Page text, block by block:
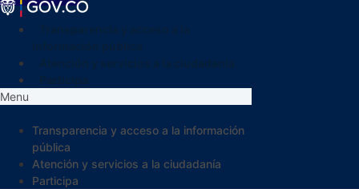
Menu
Transparencia y acceso a la información
pública
Atención y servicios a la ciudadanía
Participa